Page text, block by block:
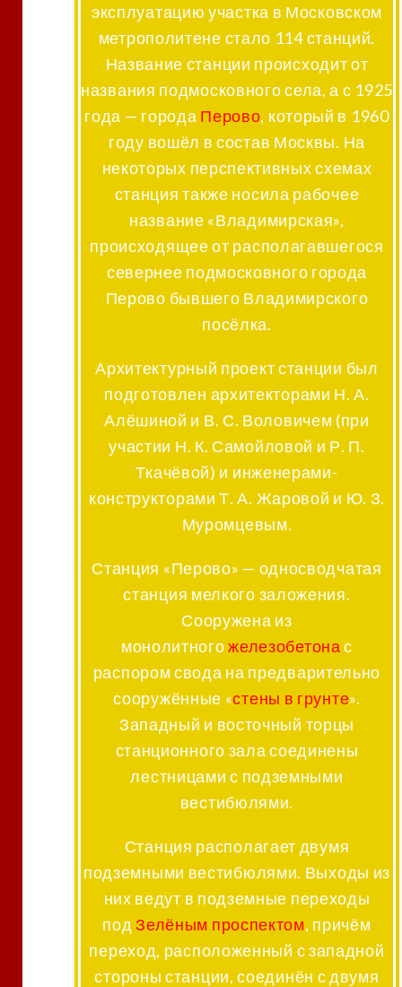
эксплуатацию участка в Московском
метрополитене стало 114 станций.
Название станции происходит от
названия подмосковного села, а с 1925
года — города Перово, который в 1960
году вошёл в состав Москвы. На
некоторых перспективных схемах
станция также носила рабочее
название «Владимирская»,
происходящее от располагавшегося
севернее подмосковного города
Перово бывшего Владимирского
посёлка.
Архитектурный проект станции был
подготовлен архитекторами Н. А.
Алёшиной и В. С. Воловичем (при
участии Н. К. Самойловой и Р. П.
Ткачёвой) и инженерами-
конструкторами Т. А. Жаровой и Ю. З.
Муромцевым.
Станция «Перово» — односводчатая
станция мелкого заложения.
Сооружена из
монолитногожелезобетона с
распором свода на предварительно
сооружённые «стены в грунте».
Западный и восточный торцы
станционного зала соединены
лестницами с подземными
вестибюлями.
Станция располагает двумя
подземными вестибюлями. Выходы из
них ведут в подземные переходы
подЗелёным проспектом, причём
переход, расположенный с западной
стороны станции, соединён с двумя